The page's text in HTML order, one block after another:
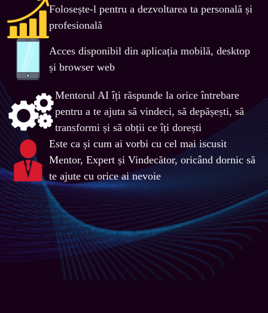
Folosește-l pentru a dezvoltarea ta personală și
profesională
Acces disponibil din aplicația mobilă, desktop
și browser web
Mentorul AI îți răspunde la orice întrebare
pentru a te ajuta să vindeci, să depășești, să
transformi și să obții ce îți dorești
Este ca și cum ai vorbi cu cel mai iscusit
Mentor, Expert și Vindecător, oricând dornic să